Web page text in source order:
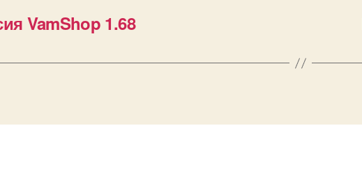
VamShop 1.68